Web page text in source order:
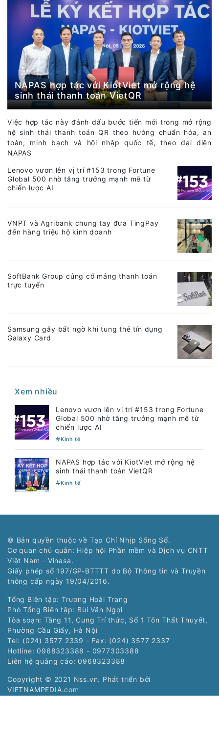
NAPAS hợp tác với KiotViet mở rộng hệ
sinh thái thanh toán VietQR
Việc hợp tác này đánh dấu bước tiến mới trong mở rộng
hệ sinh thái thanh toán QR theo hướng chuẩn hóa, an
toàn, minh bạch và hội nhập quốc tế, theo đại diện
NAPAS
Lenovo vươn lên vị trí #153 trong Fortune
Global 500 nhờ tăng trưởng mạnh mẽ từ
chiến lược AI
VNPT và Agribank chung tay đưa TingPay
đến hàng triệu hộ kinh doanh
SoftBank Group củng cố mảng thanh toán
trực tuyến
Samsung gây bất ngờ khi tung thẻ tín dụng
Galaxy Card
Xem nhiều
Lenovo vươn lên vị trí #153 trong Fortune
Global 500 nhờ tăng trưởng mạnh mẽ từ
chiến lược AI
Kinh tế
NAPAS hợp tác với KiotViet mở rộng hệ
sinh thái thanh toán VietQR
Kinh tế
© Bản quyền thuộc về Tạp Chí Nhịp Sống Số.
Cơ quan chủ quản: Hiệp hội Phần mềm và Dịch vụ CNTT
Việt Nam - Vinasa.
Giấy phép số 197/GP-BTTTT do Bộ Thông tin và Truyền
thông cấp ngày 19/04/2016.
Tổng Biên tập: Trương Hoài Trang
Phó Tổng Biên tập: Bùi Văn Ngợi
Tòa soạn: Tầng 11, Cung Trí thức, Số 1 Tôn Thất Thuyết,
Phường Cầu Giấy, Hà Nội
Tel: (024) 3577 2339 - Fax: (024) 3577 2337
Hotline: 0968323388 - 0977303388
Liên hệ quảng cáo: 0968323388
Copyright © 2021 Nss.vn. Phát triển bởi
VIETNAMPEDIA.com